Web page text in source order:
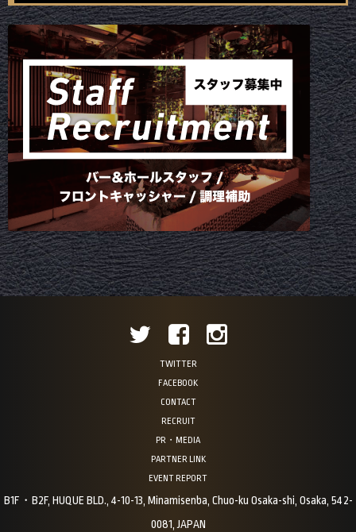
TWITTER
FACEBOOK
CONTACT
RECRUIT
PR・MEDIA
PARTNER LINK
EVENT REPORT
B1F・B2F, HUQUE BLD., 4-10-13, Minamisenba, Chuo-ku Osaka-shi, Osaka, 542-
0081, JAPAN